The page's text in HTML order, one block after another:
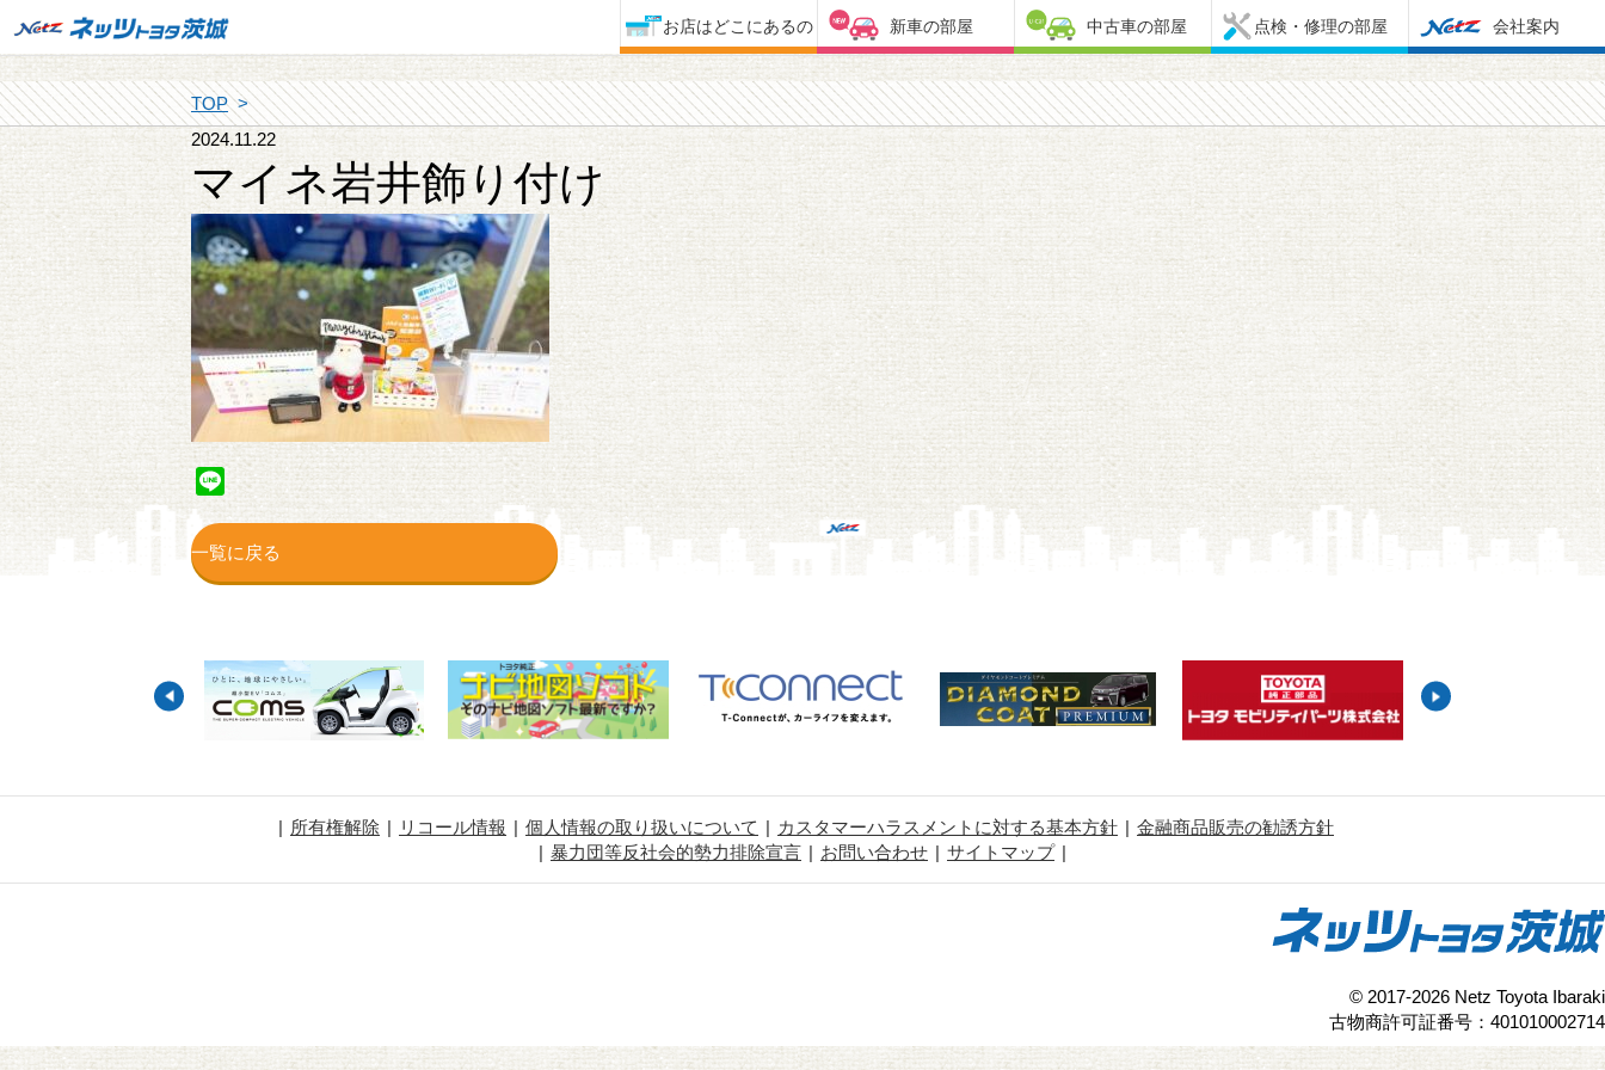
お店はどこにあるの 新車の部屋 中古車の部屋 点検・修理の部屋 会社案内
TOP
2024.11.22
マイネ岩井飾り付け
Line
一覧に戻る
所有権解除 リコール情報 個人情報の取り扱いについて カスタマーハラスメントに対する基本方針
金融商品販売の勧誘方針
暴力団等反社会的勢力排除宣言
お問い合わせ サイトマップ
© 2017-2026 Netz Toyota Ibaraki
古物商許可証番号：401010002714